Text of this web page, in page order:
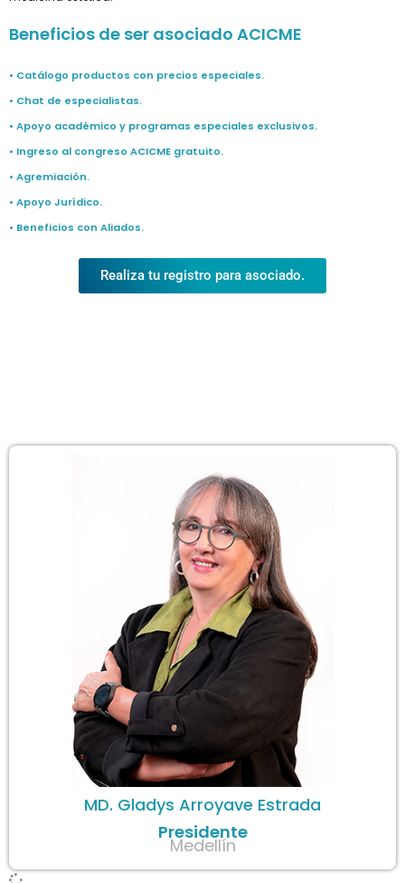
Beneficios de ser asociado ACICME
• Catálogo productos con precios especiales.
• Chat de especialistas.
• Apoyo académico y programas especiales exclusivos.
• Ingreso al congreso ACICME gratuito.
• Agremiación.
• Apoyo Jurídico.
• Beneficios con Aliados.
Realiza tu registro para asociado.
MD. Gladys Arroyave Estrada
Presidente
Medellín